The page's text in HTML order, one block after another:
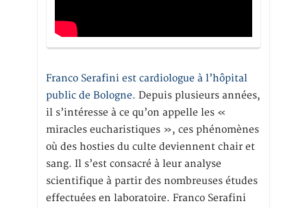
Franco Serafini est cardiologue à l’hôpital
public de Bologne. Depuis plusieurs années,
il s’intéresse à ce qu’on appelle les «
miracles eucharistiques », ces phénomènes
où des hosties du culte deviennent chair et
sang. Il s’est consacré à leur analyse
scientifique à partir des nombreuses études
effectuées en laboratoire. Franco Serafini